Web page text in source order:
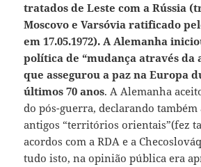
tratados de Leste com a Rússia
Moscovo e Varsóvia ratificado
em 17.05.1972). A Alemanha
política de “mudança através da
que assegurou a paz na Europa
últimos 70 anos. A Alemanha
do pós-guerra, declarando também
antigos “territórios orientais”(fez
acordos com a RDA e a
tudo isto, na opinião pública era